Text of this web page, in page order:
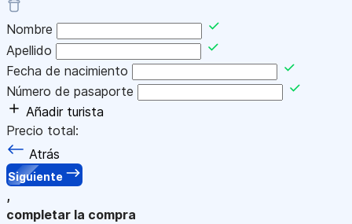
Nombre
Apellido
Fecha de nacimiento
Número de pasaporte
Añadir turista
Precio total:
Atrás
Siguiente
,
completar la compra